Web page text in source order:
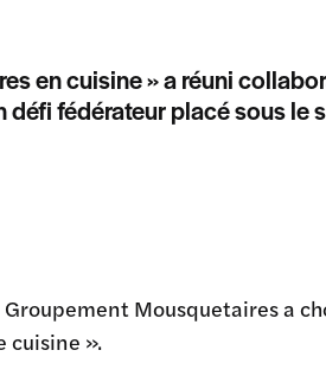
en cuisine » a réuni
fédérateur placé sous le
Groupement Mousquetairesa
cuisine ».